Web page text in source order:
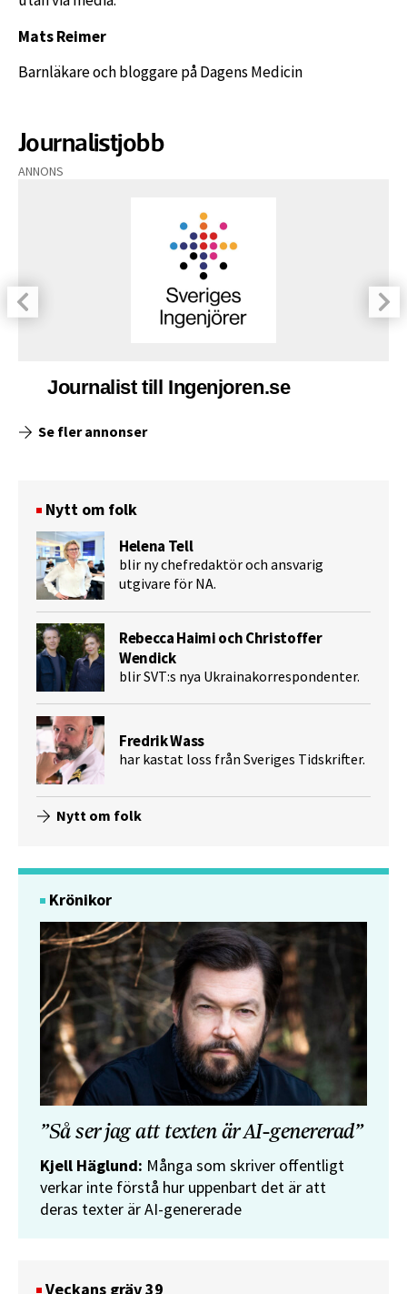
Mats Reimer
Barnläkare och bloggare på Dagens Medicin
Journalistjobb
ANNONS
Journalist till Ingenjoren.se
Se fler annonser
Nytt om folk
Helena Tell
blir ny chefredaktör och ansvarig
utgivare för NA.
Rebecca Haimi och Christoffer
Wendick
blir SVT:s nya Ukrainakorrespondenter.
Fredrik Wass
har kastat loss från Sveriges Tidskrifter.
Nytt om folk
Krönikor
”Så ser jag att texten är AI-genererad”
Kjell Häglund: Många som skriver offentligt
verkar inte förstå hur uppenbart det är att
deras texter är AI-genererade
Veckans gräv 39